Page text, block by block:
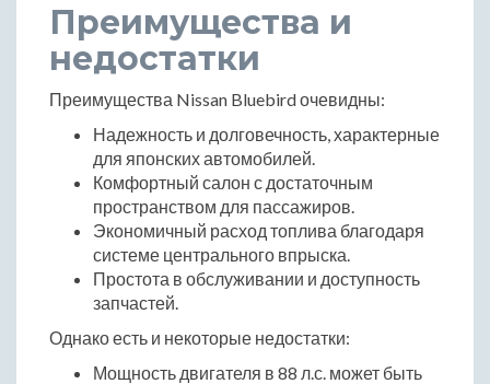
Преимущества и
недостатки
Преимущества Nissan Bluebird очевидны:
Надежность и долговечность, характерные
для японских автомобилей.
Комфортный салон с достаточным
пространством для пассажиров.
Экономичный расход топлива благодаря
системе центрального впрыска.
Простота в обслуживании и доступность
запчастей.
Однако есть и некоторые недостатки:
Мощность двигателя в 88 л.с. может быть